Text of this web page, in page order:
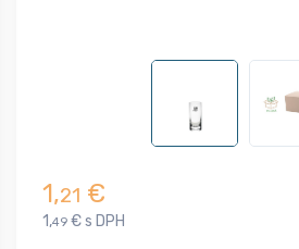
1,21 €
1,49 € s DPH